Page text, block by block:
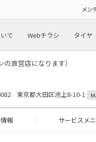
メン
て Webチラシ タイヤ
直営店になります）
東京都大田区池上8-10-1
報 サービスメ